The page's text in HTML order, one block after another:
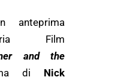
anteprima
Film
and the
di Nick